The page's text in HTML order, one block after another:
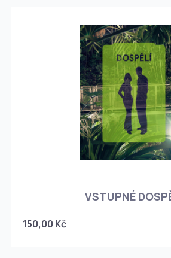
VSTUPNÉ
150,00 Kč